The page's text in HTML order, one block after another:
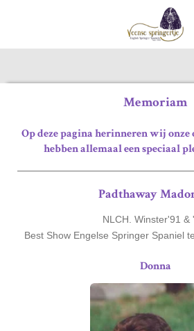
Memoriam
Op deze pagina herinneren wij onze
hebben allemaal een speciaal
Padthaway
NLCH. Winster'91 &
Best Show Engelse Springer Spaniel
Donna